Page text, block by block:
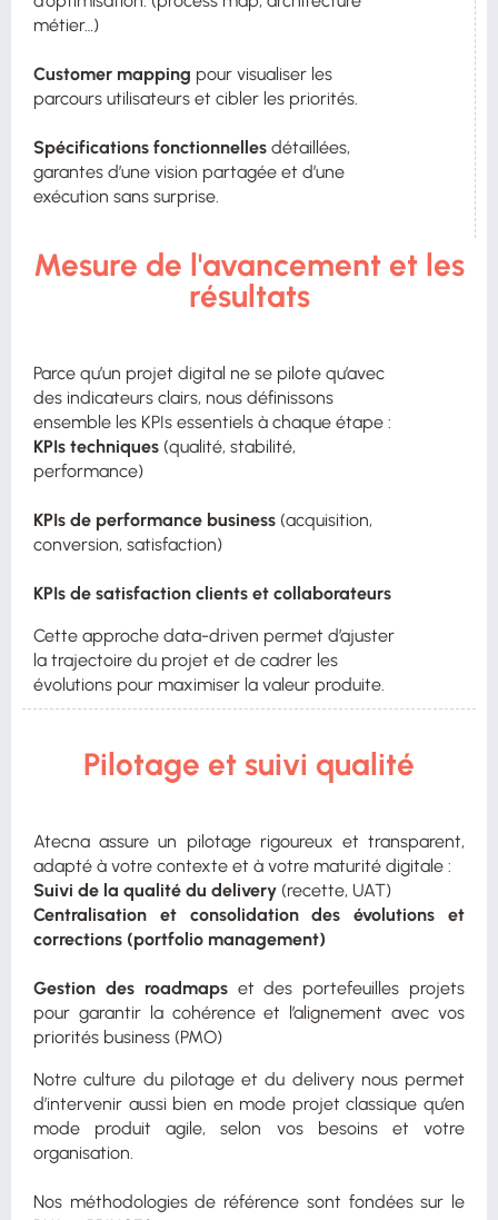
métier…)
Customer mapping pour visualiser les
parcours utilisateurs et cibler les priorités.
Spécifications fonctionnelles détaillées,
garantes d’une vision partagée et d’une
exécution sans surprise.
Mesure de l'avancement et les
résultats
Parce qu’un projet digital ne se pilote qu’avec
des indicateurs clairs, nous définissons
ensemble les KPIs essentiels à chaque étape :
KPIs techniques (qualité, stabilité,
performance)
KPIs de performance business (acquisition,
conversion, satisfaction)
KPIs de satisfaction clients et collaborateurs
Cette approche data-driven permet d’ajuster
la trajectoire du projet et de cadrer les
évolutions pour maximiser la valeur produite.
Pilotage et suivi qualité
Atecna assure un pilotage rigoureux et transparent,
adapté à votre contexte et à votre maturité digitale :
Suivi de la qualité du delivery (recette, UAT)
Centralisation et consolidation des évolutions et
corrections (portfolio management)
Gestion des roadmapset des portefeuilles projets
pour garantir la cohérence et l’alignement avec vos
priorités business (PMO)
Notre culture du pilotage et du delivery nous permet
d’intervenir aussi bien en mode projet classique qu’en
mode produit agile, selon vos besoins et votre
organisation.
Nos méthodologies de référence sont fondées sur le